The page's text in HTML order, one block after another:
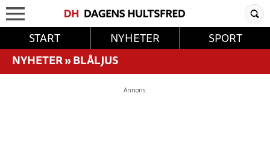
START NYHETER
SPORT
NYHETER»BLÅLJUS
Annons: